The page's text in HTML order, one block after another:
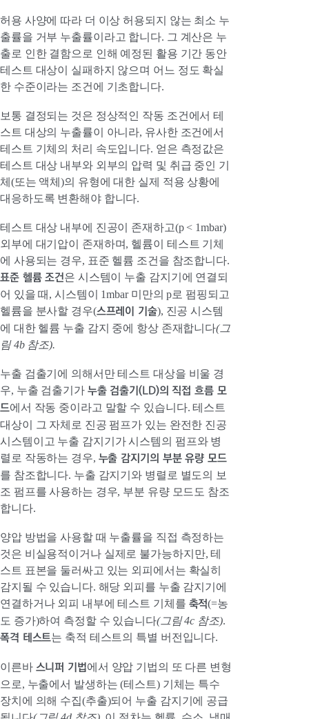
허용 사양에 따라 더 이상 허용되지 않는 최소 누
출률을 거부 누출률이라고 합니다. 그 계산은 누
출로 인한 결함으로 인해 예정된 활용 기간 동안
테스트 대상이 실패하지 않으며 어느 정도 확실
한 수준이라는 조건에 기초합니다.
보통 결정되는 것은 정상적인 작동 조건에서 테
스트 대상의 누출률이 아니라, 유사한 조건에서
테스트 기체의 처리 속도입니다. 얻은 측정값은
테스트 대상 내부와 외부의 압력 및 취급 중인 기
체(또는 액체)의 유형에 대한 실제 적용 상황에
대응하도록 변환해야 합니다.
테스트 대상 내부에 진공이 존재하고(p < 1mbar)
외부에 대기압이 존재하며, 헬륨이 테스트 기체
에 사용되는 경우, 표준 헬륨 조건을 참조합니다.
표준 헬륨 조건은 시스템이 누출 감지기에 연결되
어 있을 때, 시스템이 1mbar 미만의 p로 펌핑되고
헬륨을 분사할 경우(스프레이 기술), 진공 시스템
에 대한 헬륨 누출 감지 중에 항상 존재합니다(그
림 4b 참조).
누출 검출기에 의해서만 테스트 대상을 비울 경
우, 누출 검출기가 누출 검출기(LD)의 직접 흐름 모
드에서 작동 중이라고 말할 수 있습니다. 테스트
대상이 그 자체로 진공 펌프가 있는 완전한 진공
시스템이고 누출 감지기가 시스템의 펌프와 병
렬로 작동하는 경우, 누출 감지기의 부분 유량 모드
를 참조합니다. 누출 감지기와 병렬로 별도의 보
조 펌프를 사용하는 경우, 부분 유량 모드도 참조
합니다.
양압 방법을 사용할 때 누출률을 직접 측정하는
것은 비실용적이거나 실제로 불가능하지만, 테
스트 표본을 둘러싸고 있는 외피에서는 확실히
감지될 수 있습니다. 해당 외피를 누출 감지기에
연결하거나 외피 내부에 테스트 기체를 축적(=농
도 증가)하여 측정할 수 있습니다(그림 4c 참조).
폭격 테스트는 축적 테스트의 특별 버전입니다.
이른바 스니퍼 기법에서 양압 기법의 또 다른 변형
으로, 누출에서 발생하는 (테스트) 기체는 특수
장치에 의해 수집(추출)되어 누출 감지기에 공급